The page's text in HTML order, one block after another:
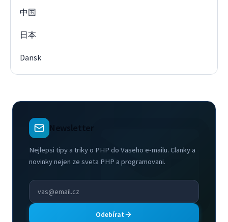
中国
日本
Dansk
Newsletter
Nejlepsi tipy a triky o PHP do Vaseho e-mailu. Clanky a
novinky nejen ze sveta PHP a programovani.
Odebírat